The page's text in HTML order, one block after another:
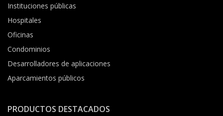
Instituciones públicas
Hospitales
Oficinas
Condominios
Desarrolladores de aplicaciones
Aparcamientos públicos
PRODUCTOS DESTACADOS